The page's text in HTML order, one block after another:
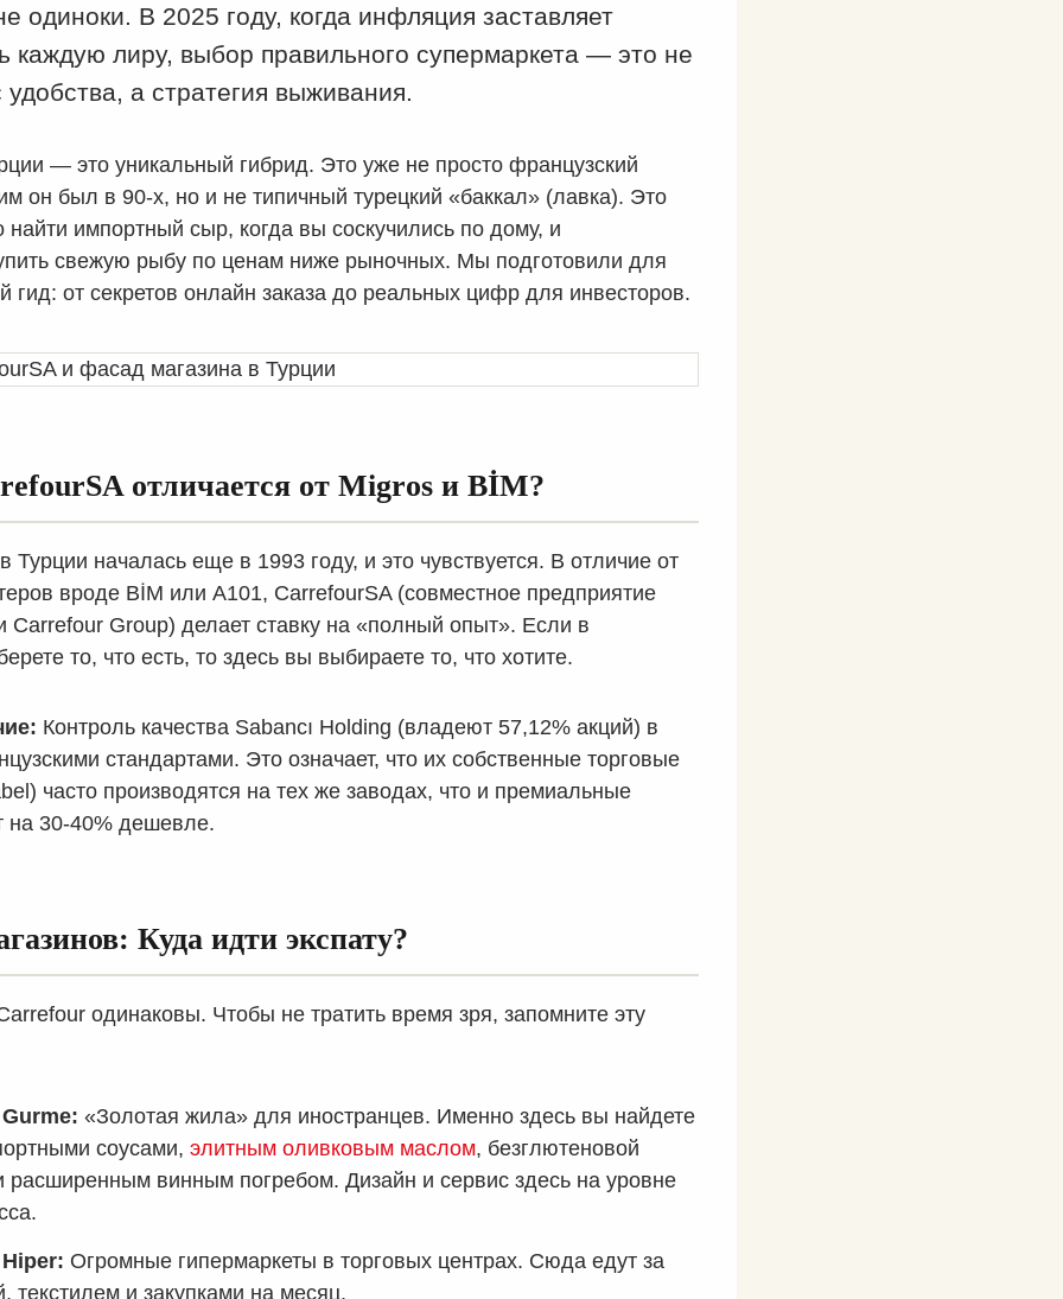
одиноки. В 2025 году, когда инфляция заставляет
каждую лиру, выбор правильного супермаркета — это не
удобства, а стратегия выживания.
— это уникальный гибрид. Это уже не просто французский
он был в 90-х, но и не типичный турецкий «баккал» (лавка). Это
найти импортный сыр, когда вы соскучились по дому, и
свежую рыбу по ценам ниже рыночных. Мы подготовили для
гид: от секретов онлайн заказа до реальных цифр для инвесторов.
отличается от Migros и BİM?
Турции началась еще в 1993 году, и это чувствуется. В отличие от
вроде BİM или A101, CarrefourSA (совместное предприятие
Carrefour Group) делает ставку на «полный опыт». Если в
то, что есть, то здесь вы выбираете то, что хотите.
Контроль качества Sabancı Holding (владеют 57,12% акций) в
стандартами. Это означает, что их собственные торговые
часто производятся на тех же заводах, что и премиальные
на 30-40% дешевле.
Куда идти экспату?
одинаковы. Чтобы не тратить время зря, запомните эту
«Золотая жила» для иностранцев. Именно здесь вы найдете
соусами, элитным оливковым маслом, безглютеновой
расширенным винным погребом. Дизайн и сервис здесь на уровне
Огромные гипермаркеты в торговых центрах. Сюда едут за
текстилем и закупками на месяц.